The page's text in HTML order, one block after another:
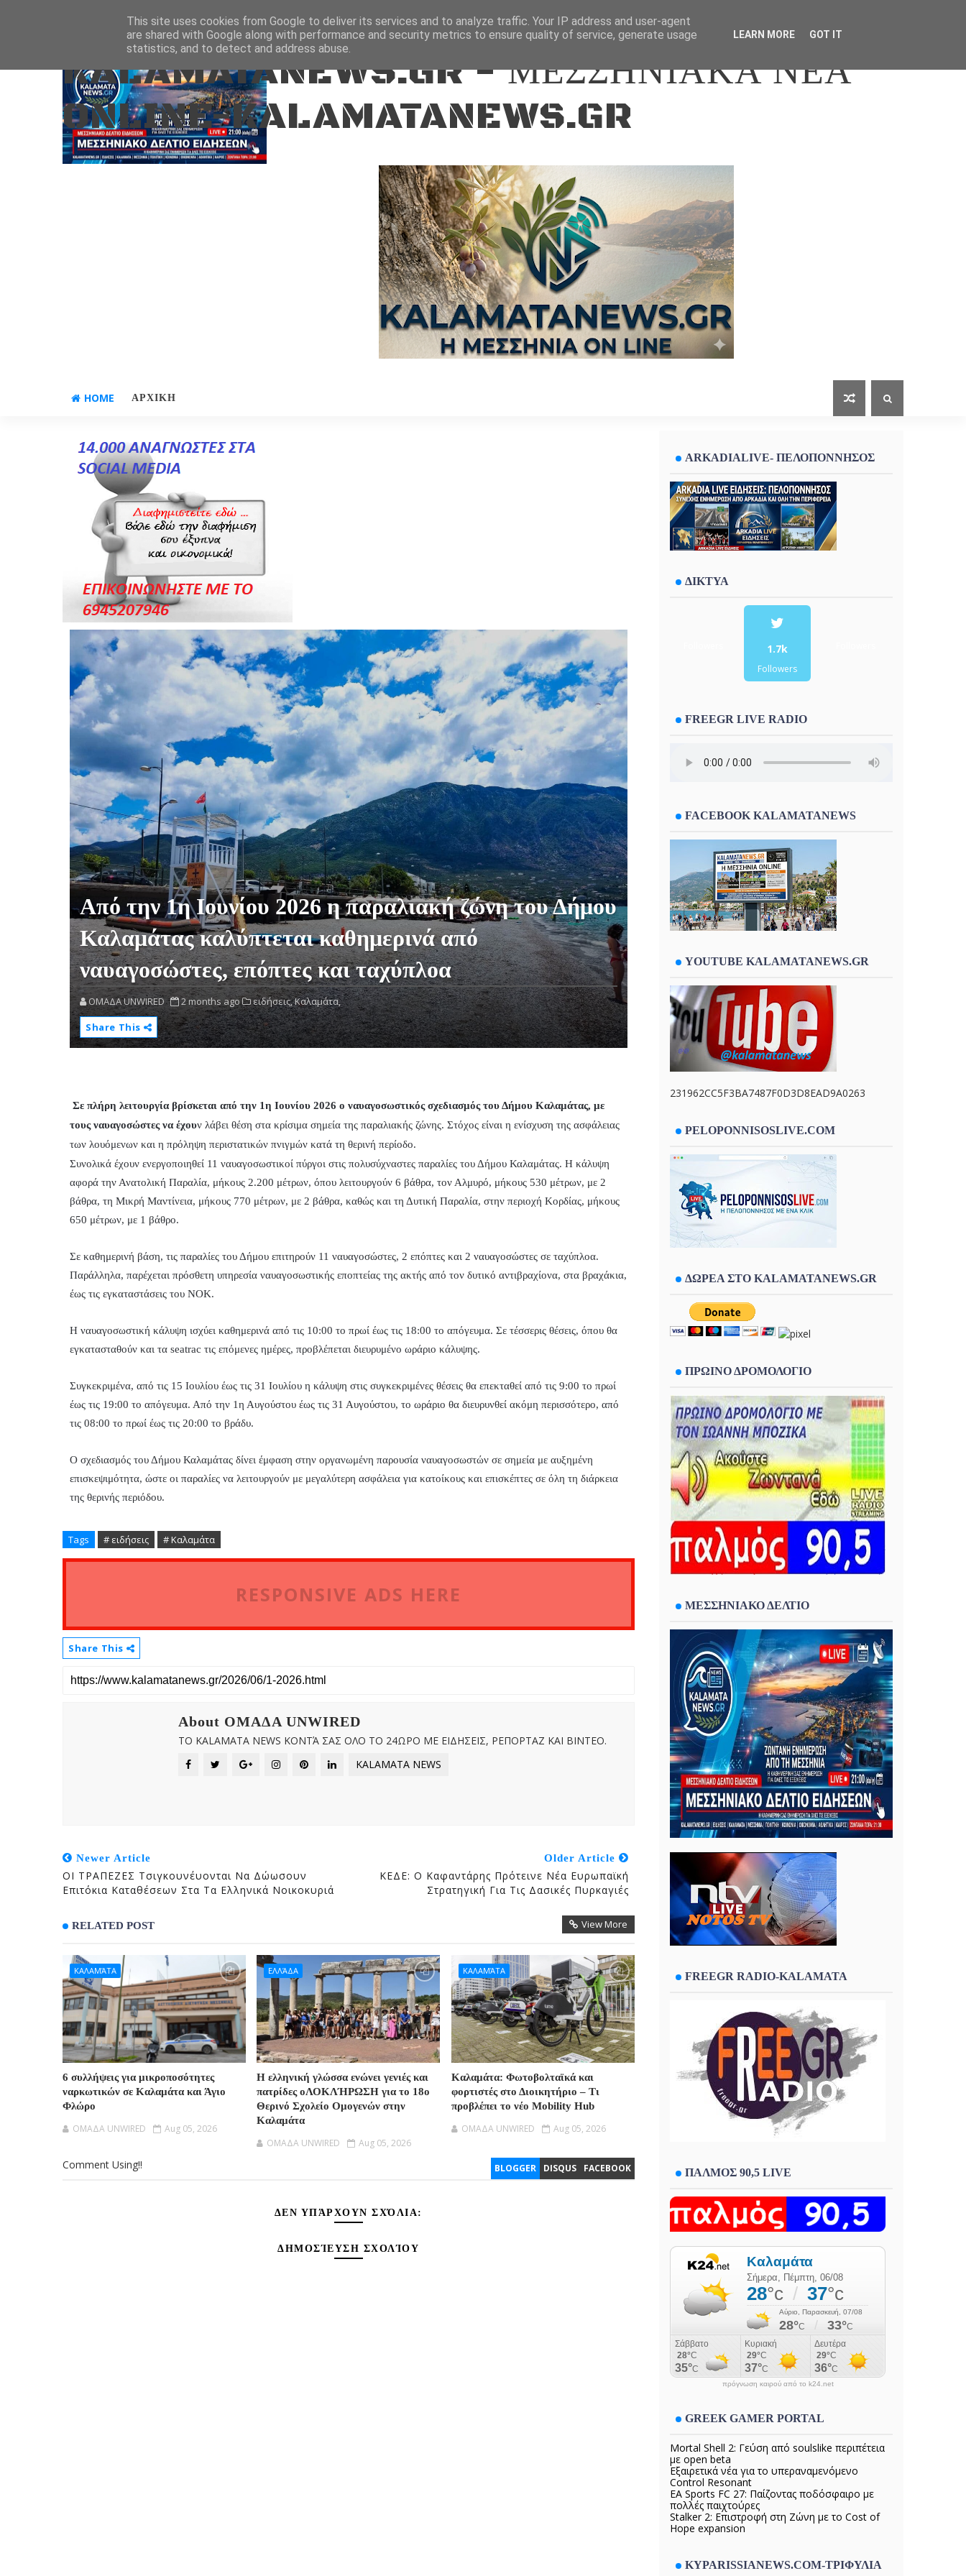
Aug 6, 2026
KALAMATANEWS.GR - ΜΕΣΣΗΝΙΑΚΑ ΝΕΑ
ONLINE-KALAMATANEWS.GR
HOME ΑΡΧΙΚΗ
Από την 1η Ιουνίου 2026 η παραλιακή ζώνη του Δήμου
Καλαμάτας καλύπτεται καθημερινά από
ναυαγοσώστες, επόπτες και ταχύπλοα
OMAΔΑ UNWIRED 2 months ago ειδήσεις,Καλαμάτα,
Share This
Σε πλήρη λειτουργία βρίσκεται από την 1η Ιουνίου 2026 ο ναυαγοσωστικός σχεδιασμός του Δήμου Καλαμάτας, με
τους ναυαγοσώστες να έχουν λάβει θέση στα κρίσιμα σημεία της παραλιακής ζώνης. Στόχος είναι η ενίσχυση της ασφάλειας
των λουόμενων και η πρόληψη περιστατικών πνιγμών κατά τη θερινή περίοδο.
Συνολικά έχουν ενεργοποιηθεί 11 ναυαγοσωστικοί πύργοι στις πολυσύχναστες παραλίες του Δήμου Καλαμάτας. Η κάλυψη
αφορά την Ανατολική Παραλία, μήκους 2.200 μέτρων, όπου λειτουργούν 6 βάθρα, τον Αλμυρό, μήκους 530 μέτρων, με 2
βάθρα, τη Μικρή Μαντίνεια, μήκους 770 μέτρων, με 2 βάθρα, καθώς και τη Δυτική Παραλία, στην περιοχή Κορδίας, μήκους
650 μέτρων, με 1 βάθρο.
Σε καθημερινή βάση, τις παραλίες του Δήμου επιτηρούν 11 ναυαγοσώστες, 2 επόπτες και 2 ναυαγοσώστες σε ταχύπλοα.
Παράλληλα, παρέχεται πρόσθετη υπηρεσία ναυαγοσωστικής εποπτείας της ακτής από τον δυτικό αντιβραχίονα, στα βραχάκια,
έως τις εγκαταστάσεις του ΝΟΚ.
Η ναυαγοσωστική κάλυψη ισχύει καθημερινά από τις 10:00 το πρωί έως τις 18:00 το απόγευμα. Σε τέσσερις θέσεις, όπου θα
εγκατασταθούν και τα seatrac τις επόμενες ημέρες, προβλέπεται διευρυμένο ωράριο κάλυψης.
Συγκεκριμένα, από τις 15 Ιουλίου έως τις 31 Ιουλίου η κάλυψη στις συγκεκριμένες θέσεις θα επεκταθεί από τις 9:00 το πρωί
έως τις 19:00 το απόγευμα. Από την 1η Αυγούστου έως τις 31 Αυγούστου, το ωράριο θα διευρυνθεί ακόμη περισσότερο, από
τις 08:00 το πρωί έως τις 20:00 το βράδυ.
Ο σχεδιασμός του Δήμου Καλαμάτας δίνει έμφαση στην οργανωμένη παρουσία ναυαγοσωστών σε σημεία με αυξημένη
επισκεψιμότητα, ώστε οι παραλίες να λειτουργούν με μεγαλύτερη ασφάλεια για κατοίκους και επισκέπτες σε όλη τη διάρκεια
της θερινής περιόδου.
Tags # ειδήσεις # Καλαμάτα
RESPONSIVE ADS HERE
Share This
About OMAΔΑ UNWIRED
ΤΟ KALAMATA NEWS ΚΟΝΤΆ ΣΑΣ ΟΛΟ ΤΟ 24ΩΡΟ ΜΕ ΕΙΔΗΣΕΙΣ, ΡΕΠΟΡΤΑΖ ΚΑΙ ΒΙΝΤΕΟ.
KALAMATA NEWS
Newer Article
ΟΙ ΤΡΑΠΕΖΕΣ Τσιγκουνέυονται Να Δώωσουν
Επιτόκια Καταθέσεων Στα Τα Ελληνικά Νοικοκυριά
Older Article
ΚΕΔΕ: Ο Καφαντάρης Πρότεινε Νέα Ευρωπαϊκή
Στρατηγική Για Τις Δασικές Πυρκαγιές
RELATED POST View More
ΚΑΛΑΜΆΤΑ
6 συλλήψεις για μικροποσότητες
ναρκωτικών σε Καλαμάτα και Άγιο
Φλώρο
OMAΔΑ UNWIRED Aug 05, 2026
ΕΛΛΆΔΑ
Η ελληνική γλώσσα ενώνει γενιές και
πατρίδες οΛΟΚΛΉΡΩΣΗ για το 18ο
Θερινό Σχολείο Ομογενών στην
Καλαμάτα
OMAΔΑ UNWIRED Aug 05, 2026
ΚΑΛΑΜΆΤΑ
Καλαμάτα: Φωτοβολταϊκά και
φορτιστές στο Διοικητήριο – Τι
προβλέπει το νέο Mobility Hub
OMAΔΑ UNWIRED Aug 05, 2026
BLOGGER DISQUS FACEBOOK
Comment Using!!
ΔΕΝ ΥΠΆΡΧΟΥΝ ΣΧΌΛΙΑ:
ΔΗΜΟΣΊΕΥΣΗ ΣΧΟΛΊΟΥ
ARKADIALIVE- ΠΕΛΟΠΟΝΝΗΣΟΣ
ΔΙΚΤΥΑ
1.7k
Followers
FREEGR LIVE RADIO
FACEBOOK KALAMATANEWS
YOUTUBE KALAMATANEWS.GR
231962CC5F3BA7487F0D3D8EAD9A0263
PELOPONNISOSLIVE.COM
ΔΩΡΕΑ ΣΤΟ KALAMATANEWS.GR
ΠΡΩΙΝΟ ΔΡΟΜΟΛΟΓΙΟ
ΜΕΣΣΗΝΙΑΚΟ ΔΕΛΤΙΟ
FREEGR RADIO-KALAMATA
ΠΑΛΜΟΣ 90,5 LIVE
πρόγνωση καιρού από το k24.net
GREEK GAMER PORTAL
Mortal Shell 2: Γεύση από soulslike περιπέτεια
με open beta
Εξαιρετικά νέα για το υπεραναμενόμενο
Control Resonant
EA Sports FC 27: Παίζοντας ποδόσφαιρο με
πολλές παιχτούρες
Stalker 2: Επιστροφή στη Ζώνη με το Cost of
Hope expansion
KYPARISSIANEWS.COM-ΤΡΙΦΥΛΙΑ
This site uses cookies from Google to deliver its services and to analyze traffic. Your IP address and user-agent
are shared with Google along with performance and security metrics to ensure quality of service, generate usage
statistics, and to detect and address abuse.
LEARN MORE GOT IT